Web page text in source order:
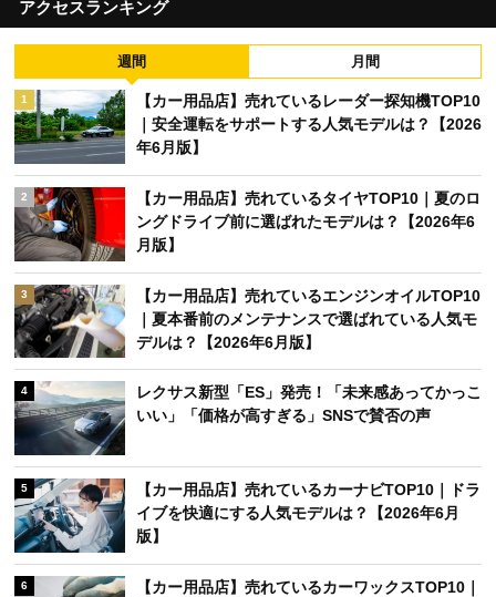
アクセスランキング
週間 月間
1
【カー用品店】売れているレーダー探知機TOP10
｜安全運転をサポートする人気モデルは？【2026
年6月版】
2
【カー用品店】売れているタイヤTOP10｜夏のロ
ングドライブ前に選ばれたモデルは？【2026年6
月版】
3
【カー用品店】売れているエンジンオイルTOP10
｜夏本番前のメンテナンスで選ばれている人気モ
デルは？【2026年6月版】
4
レクサス新型「ES」発売！「未来感あってかっこ
いい」「価格が高すぎる」SNSで賛否の声
5
【カー用品店】売れているカーナビTOP10｜ドラ
イブを快適にする人気モデルは？【2026年6月
版】
6
【カー用品店】売れているカーワックスTOP10｜